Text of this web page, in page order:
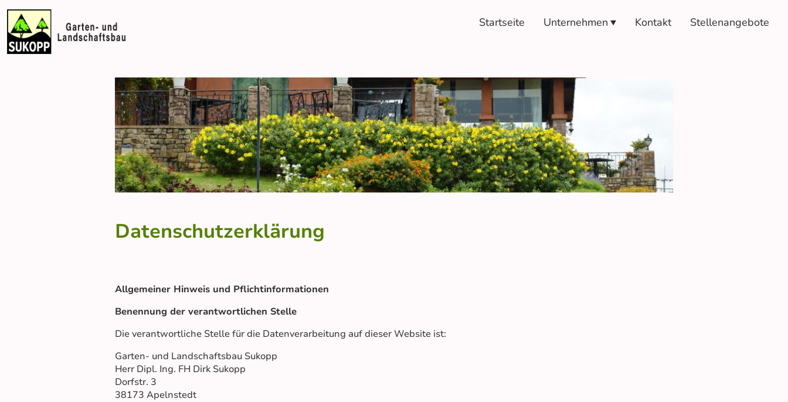
Startseite Unternehmen Kontakt Stellenangebote
Datenschutzerklärung
Allgemeiner Hinweis und Pflichtinformationen
Benennung der verantwortlichen Stelle
Die verantwortliche Stelle für die Datenverarbeitung auf dieser Website ist:
Garten- und Landschaftsbau Sukopp
Herr Dipl. Ing. FH Dirk Sukopp
Dorfstr. 3
38173 Apelnstedt